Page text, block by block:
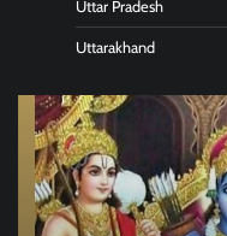
Uttar Pradesh
Uttarakhand